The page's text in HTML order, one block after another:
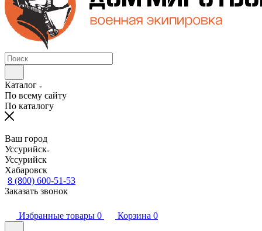
Каталог
По всему сайту
По каталогу
Ваш город
Уссурийск
Уссурийск
Хабаровск
8 (800) 600-51-53
Заказать звонок
Избранные товары 0 Корзина 0